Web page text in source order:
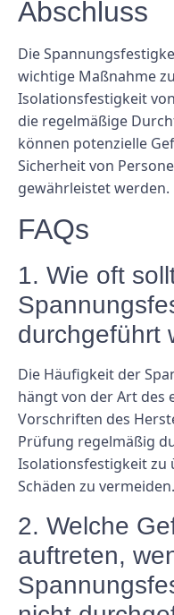
Abschluss
Die
wichtige Maßnahme
Isolationsfestigkeit
die regelmäßige
können potenzielle
Sicherheit von
gewährleistet werden.
FAQs
1. Wie oft
durchgeführt
Die Häufigkeit der
hängt von der Art des
Vorschriften des
Prüfung regelmäßig
Isolationsfestigkeit zu
Schäden zu vermeiden.
2. Welche
auftreten,